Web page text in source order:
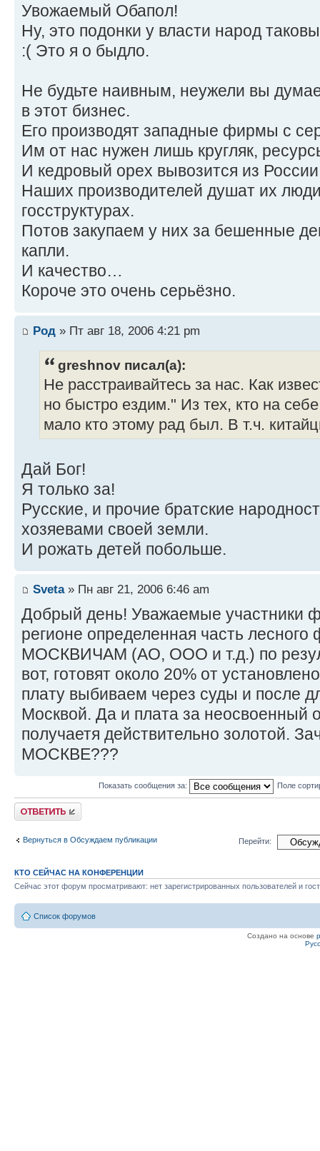
Увожаемый Обапол!
Ну, это подонки у власти народ
:( Это я о быдло.
Не будьте наивным, неужели вы
в этот бизнес.
Его производят западные фирмы с
Им от нас нужен лишь кругляк,
И кедровый орех вывозится из
Наших производителей душат их
госструктурах.
Потов закупаем у них за бешенные
капли.
И качество…
Короче это очень серьёзно.
Род » Пт авг 18, 2006 4:21 pm
greshnov писал(а):
Не расстраивайтесь за нас. Как
но быстро ездим." Из тех, кто на
мало кто этому рад был. В т.ч.
Дай Бог!
Я только за!
Русские, и прочие братские
хозяевами своей земли.
И рожать детей побольше.
Sveta» Пн авг 21, 2006 6:46 am
Добрый день! Уважаемые участники
регионе определенная часть
МОСКВИЧАМ (АО, ООО и т.д.) по
вот, готовят около 20% от
плату выбиваем через суды и после
Москвой. Да и плата за неосвоенный
получаетя действительно золотой.
МОСКВЕ???
Показать сообщения за: Поле
Ответить
Вернуться в Обсуждаем публикации Перейти:
КТО СЕЙЧАС НА КОНФЕРЕНЦИИ
Сейчас этот форум просматривают: нет зарегистрированных пользователей и
Список форумов
Создано на основе